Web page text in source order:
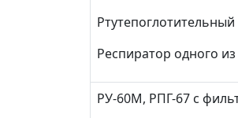
Респиратор одного
РУ-60М, РПГ-67 с